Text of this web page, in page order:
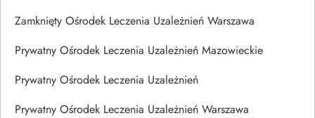
Zamknięty Ośrodek Leczenia Uzależnień Warszawa
Prywatny Ośrodek Leczenia Uzależnień Mazowieckie
Prywatny Ośrodek Leczenia Uzależnień
Prywatny Ośrodek Leczenia Uzależnień Warszawa